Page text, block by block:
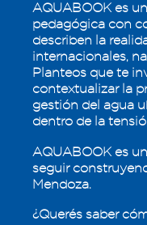
CAPÍTULO
Usos y calidad
mantiene los
4.1 - Usos del agua en
4.1.2 - Demandas de uso
4.1.3 - Usos prioritarios
4.1.3.2 - Usos del
AQUABOOK es
pedagógica con
describen la
internacionales,
Planteos que te
contextualizar la
gestión del agua
dentro de la
AQUABOOK es
seguir
Mendoza.
¿Querés saber